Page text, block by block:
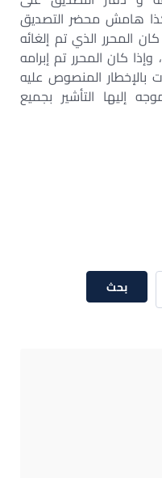
هامش محضر التصديق
المحرر الذي تم إلغائه
كان المحرر تم إبرامه
بالإخطار المنصوص عليه
إليها التأشير بجميع
بحث